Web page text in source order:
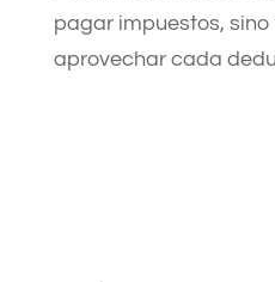
pagar impuestos,
aprovechar cada